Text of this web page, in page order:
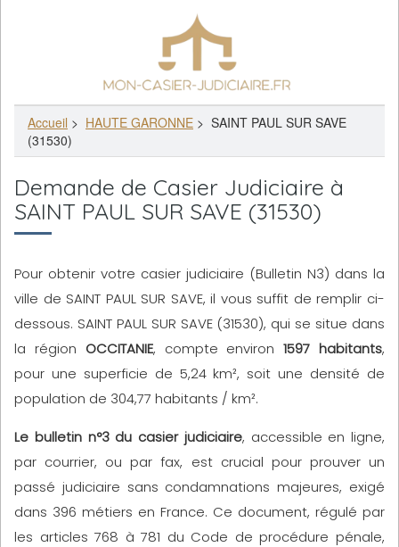
Accueil > HAUTE GARONNE > SAINT PAUL SUR SAVE
(31530)
Demande de Casier Judiciaire à
SAINT PAUL SUR SAVE (31530)
Pour obtenir votre casier judiciaire (Bulletin N3) dans la
ville de SAINT PAUL SUR SAVE, il vous suffit de remplir ci-
dessous. SAINT PAUL SUR SAVE (31530), qui se situe dans
la région OCCITANIE, compte environ1597 habitants,
pour une superficie de 5,24 km², soit une densité de
population de 304,77 habitants / km².
Le bulletin n°3 du casier judiciaire, accessible en ligne,
par courrier, ou par fax, est crucial pour prouver un
passé judiciaire sans condamnations majeures, exigé
dans 396 métiers en France. Ce document, régulé par
les articles 768 à 781 du Code de procédure pénale,